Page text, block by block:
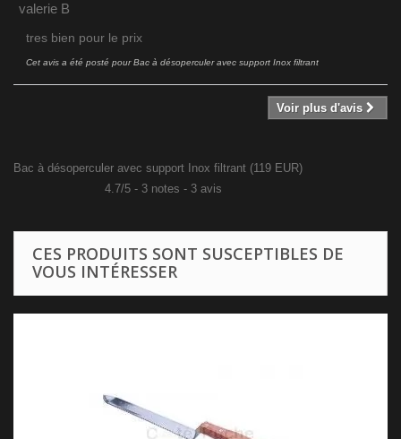
valerie B
tres bien pour le prix
Cet avis a été posté pourBac à désoperculer avec support Inox filtrant
Voir plus d'avis
Bac à désoperculer avec support Inox filtrant (119 EUR)
4.7/5 - 3 notes - 3 avis
CES PRODUITS SONT SUSCEPTIBLES DE
VOUS INTÉRESSER